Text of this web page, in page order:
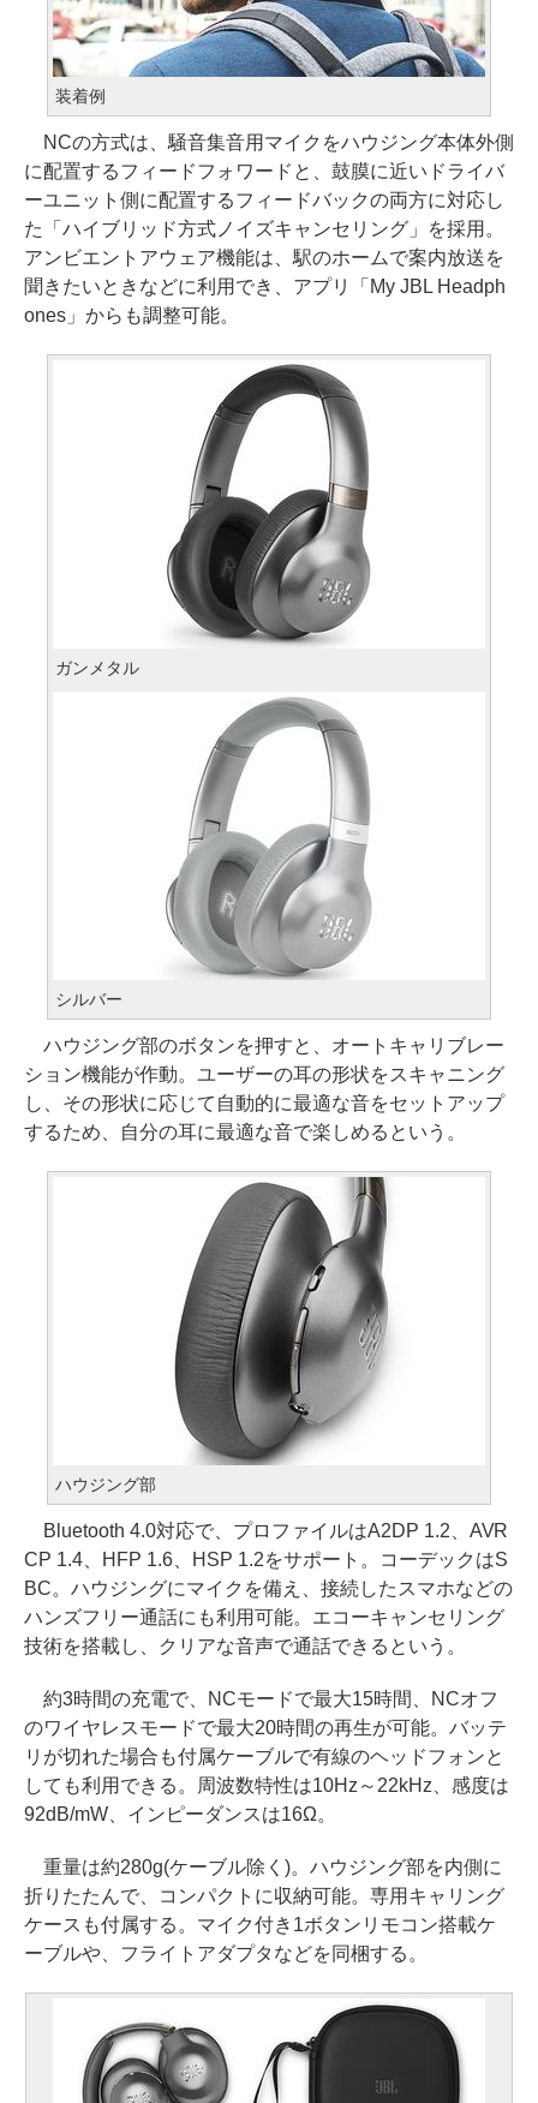
装着例
NCの方式は、騒音集音用マイクをハウジング本体外側
に配置するフィードフォワードと、鼓膜に近いドライバ
ーユニット側に配置するフィードバックの両方に対応し
た「ハイブリッド方式ノイズキャンセリング」を採用。
アンビエントアウェア機能は、駅のホームで案内放送を
聞きたいときなどに利用でき、アプリ「My JBL Headph
ones」からも調整可能。
ガンメタル
シルバー
ハウジング部のボタンを押すと、オートキャリブレー
ション機能が作動。ユーザーの耳の形状をスキャニング
し、その形状に応じて自動的に最適な音をセットアップ
するため、自分の耳に最適な音で楽しめるという。
ハウジング部
Bluetooth 4.0対応で、プロファイルはA2DP 1.2、AVR
CP 1.4、HFP 1.6、HSP 1.2をサポート。コーデックはS
BC。ハウジングにマイクを備え、接続したスマホなどの
ハンズフリー通話にも利用可能。エコーキャンセリング
技術を搭載し、クリアな音声で通話できるという。
約3時間の充電で、NCモードで最大15時間、NCオフ
のワイヤレスモードで最大20時間の再生が可能。バッテ
リが切れた場合も付属ケーブルで有線のヘッドフォンと
しても利用できる。周波数特性は10Hz～22kHz、感度は
92dB/mW、インピーダンスは16Ω。
重量は約280g(ケーブル除く)。ハウジング部を内側に
折りたたんで、コンパクトに収納可能。専用キャリング
ケースも付属する。マイク付き1ボタンリモコン搭載ケ
ーブルや、フライトアダプタなどを同梱する。